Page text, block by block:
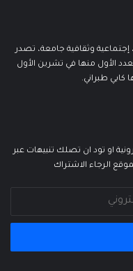
وثقافية جامعة، تصدر
الأول منها في تشرين الأول
او تود ان تصلك تنبيهات عبر
الرجاء الاشتراك